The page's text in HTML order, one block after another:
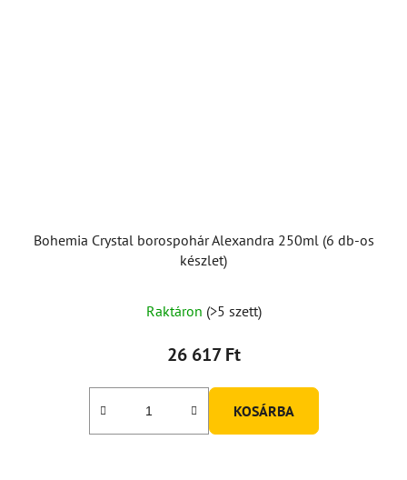
Bohemia Crystal borospohár Alexandra 250ml (6 db-os
készlet)
Raktáron (>5 szett)
26 617 Ft
KOSÁRBA